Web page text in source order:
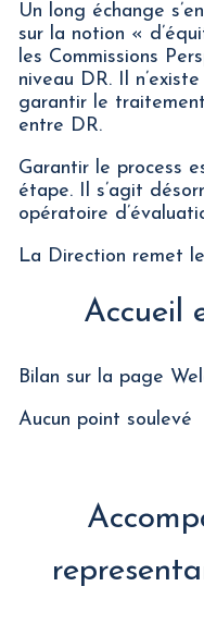
Un long échange
sur la notion «
les Commissions
niveau DR. Il
garantir le
entre DR.
Garantir le process
étape. Il s’agit
opératoire
La Direction remet
Accueil
Bilan sur la page
Aucun point soulevé